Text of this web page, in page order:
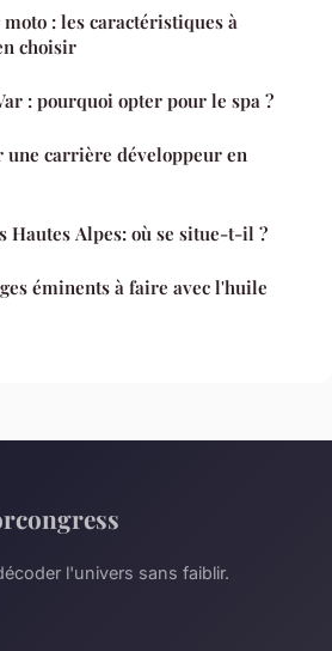
: les caractéristiques à
choisir
: pourquoi opter pour le spa ?
carrière développeur en
Hautes Alpes: où se situe-t-il ?
éminents à faire avec l'huile
l'univers sans faiblir.